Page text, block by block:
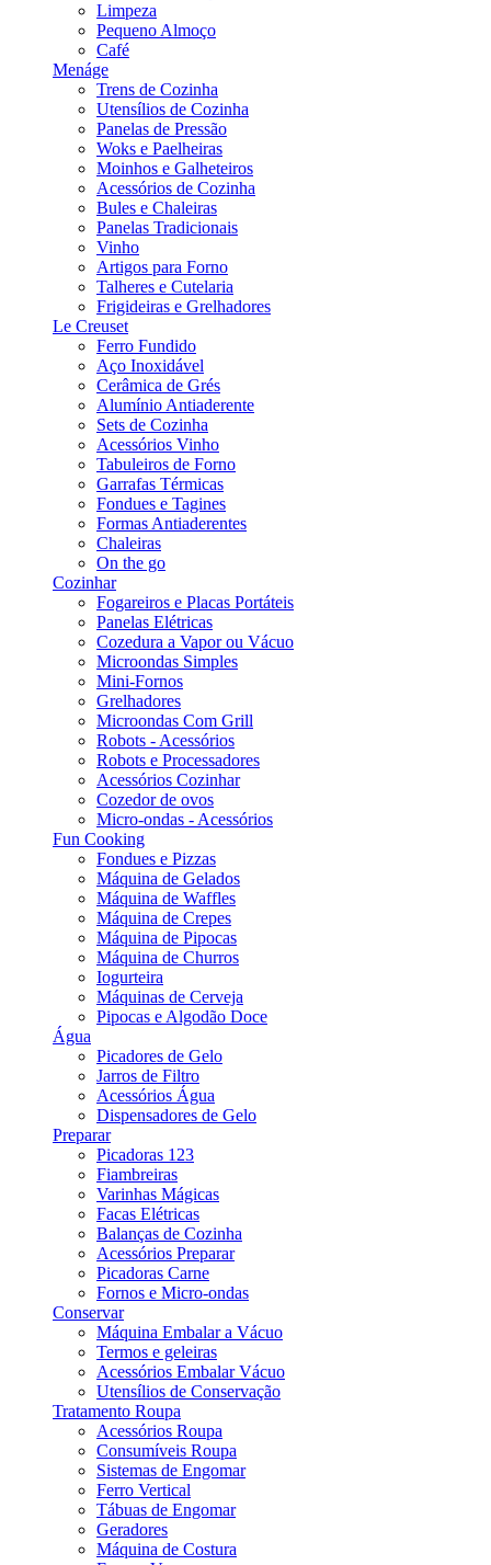
Limpeza
Pequeno Almoço
Café
Menáge
Trens de Cozinha
Utensílios de Cozinha
Panelas de Pressão
Woks e Paelheiras
Moinhos e Galheteiros
Acessórios de Cozinha
Bules e Chaleiras
Panelas Tradicionais
Vinho
Artigos para Forno
Talheres e Cutelaria
Frigideiras e Grelhadores
Le Creuset
Ferro Fundido
Aço Inoxidável
Cerâmica de Grés
Alumínio Antiaderente
Sets de Cozinha
Acessórios Vinho
Tabuleiros de Forno
Garrafas Térmicas
Fondues e Tagines
Formas Antiaderentes
Chaleiras
On the go
Cozinhar
Fogareiros e Placas Portáteis
Panelas Elétricas
Cozedura a Vapor ou Vácuo
Microondas Simples
Mini-Fornos
Grelhadores
Microondas Com Grill
Robots - Acessórios
Robots e Processadores
Acessórios Cozinhar
Cozedor de ovos
Micro-ondas - Acessórios
Fun Cooking
Fondues e Pizzas
Máquina de Gelados
Máquina de Waffles
Máquina de Crepes
Máquina de Pipocas
Máquina de Churros
Iogurteira
Máquinas de Cerveja
Pipocas e Algodão Doce
Água
Picadores de Gelo
Jarros de Filtro
Acessórios Água
Dispensadores de Gelo
Preparar
Picadoras 123
Fiambreiras
Varinhas Mágicas
Facas Elétricas
Balanças de Cozinha
Acessórios Preparar
Picadoras Carne
Fornos e Micro-ondas
Conservar
Máquina Embalar a Vácuo
Termos e geleiras
Acessórios Embalar Vácuo
Utensílios de Conservação
Tratamento Roupa
Acessórios Roupa
Consumíveis Roupa
Sistemas de Engomar
Ferro Vertical
Tábuas de Engomar
Geradores
Máquina de Costura